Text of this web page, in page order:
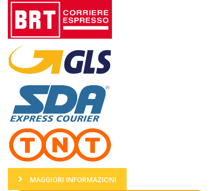
MAGGIORI INFORMAZIONI